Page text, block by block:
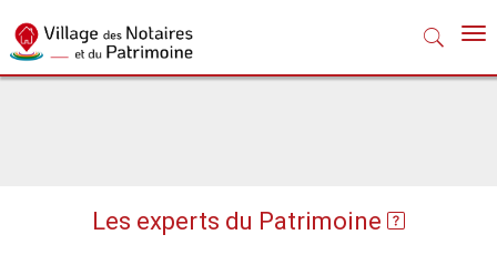
Les experts du Patrimoine